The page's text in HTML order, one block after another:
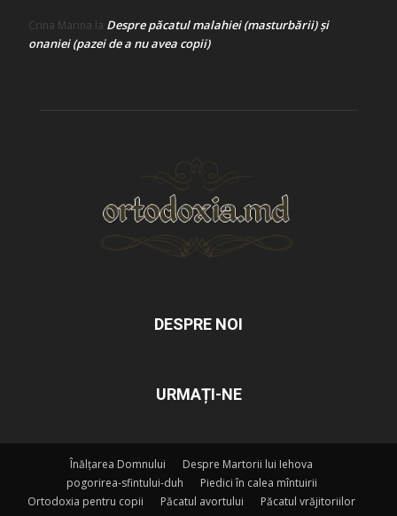
Crina Marina la Despre păcatul malahiei (masturbării) şi
onaniei (pazei de a nu avea copii)
DESPRE NOI
URMAȚI-NE
Înălțarea Domnului
Despre Martorii lui Iehova
pogorirea-sfintului-duh
Piedici în calea mîntuirii
Ortodoxia pentru copii
Păcatul avortului
Păcatul vrăjitoriilor